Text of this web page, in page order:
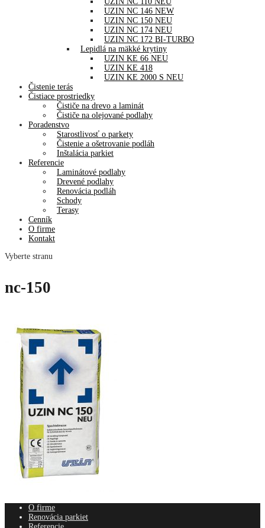
UZIN NC 146 NEW
UZIN NC 150 NEU
UZIN NC 174 NEU
UZIN NC 172 BI-TURBO
Lepidlá na mäkké krytiny
UZIN KE 66 NEU
UZIN KE 418
UZIN KE 2000 S NEU
Čistenie terás
Čistiace prostriedky
Čističe na drevo a laminát
Čističe na olejované podlahy
Poradenstvo
Starostlivosť o parkety
Čistenie a ošetrovanie podláh
Inštalácia parkiet
Referencie
Laminátové podlahy
Drevené podlahy
Renovácia podláh
Schody
Terasy
Cenník
O firme
Kontakt
Vyberte stranu
nc-150
O firme
Renovácia parkiet